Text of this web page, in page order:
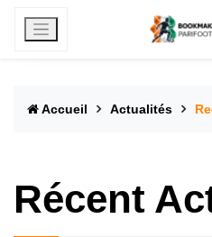
Accueil Actualités
Récent